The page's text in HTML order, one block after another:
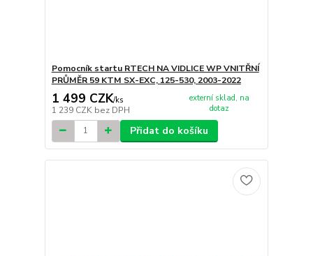
Pomocník startu RTECH NA VIDLICE WP VNITŘNÍ
PRŮMĚR 59 KTM SX-EXC, 125-530, 2003-2022
1 499 CZK/ks
1 239 CZK bez DPH
externí sklad, na
dotaz
Přidat do košíku